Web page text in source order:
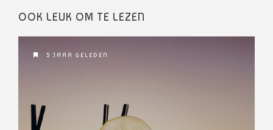
OOK LEUK OM TE LEZEN
5 JAAR GELEDEN